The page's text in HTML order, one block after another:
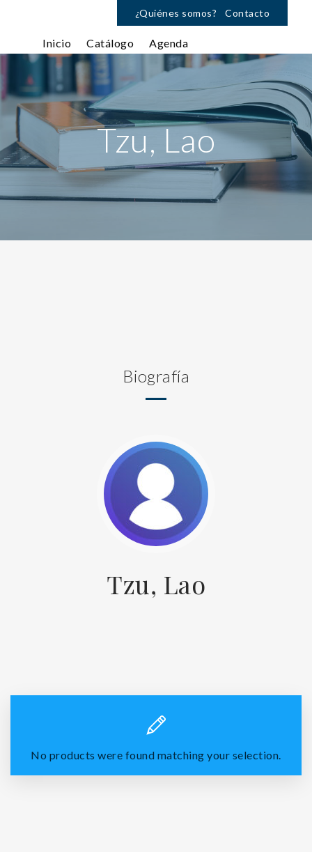
¿Quiénes somos? Contacto
Inicio Catálogo Agenda
Tzu, Lao
Biografía
Tzu, Lao
No products were found matching your selection.